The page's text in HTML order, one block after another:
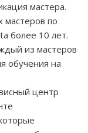
мастера.
мастеров по
более 10 лет.
из мастеров
обучения на
центр